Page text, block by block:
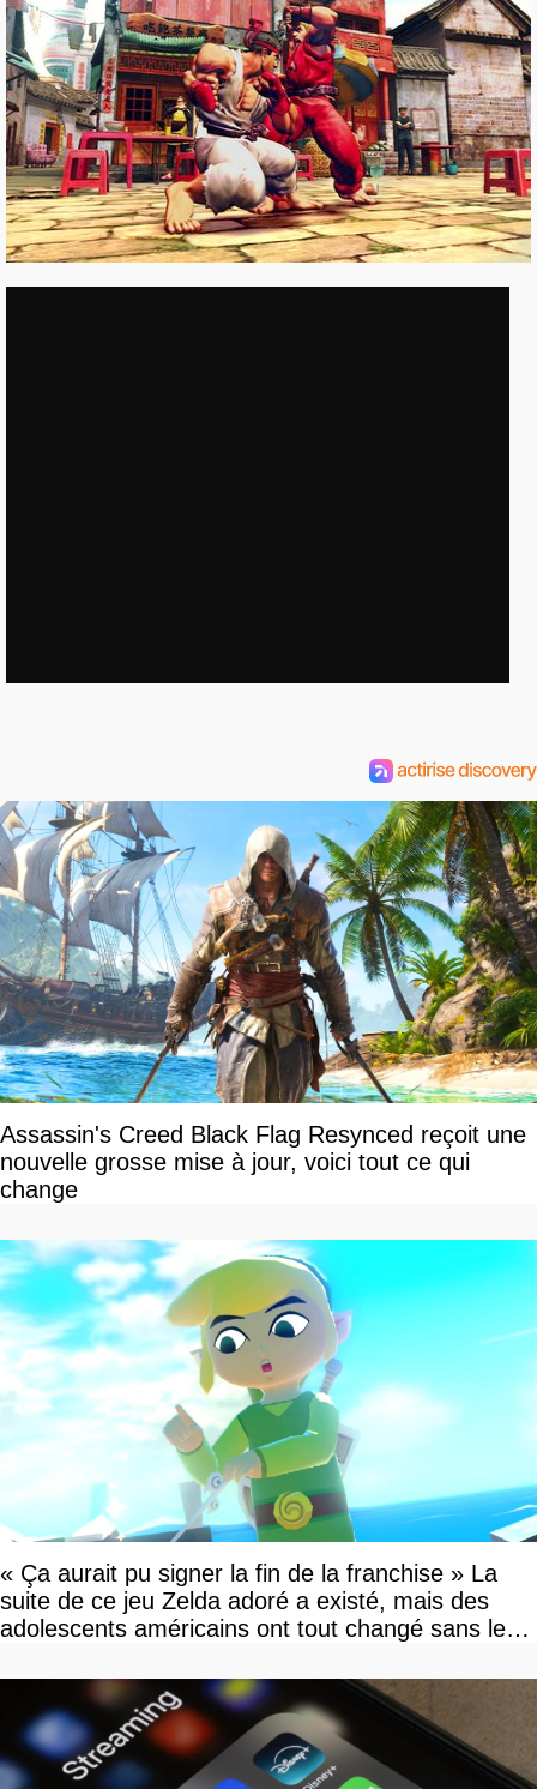
Assassin's Creed Black Flag Resynced reçoit une
nouvelle grosse mise à jour, voici tout ce qui
change
« Ça aurait pu signer la fin de la franchise » La
suite de ce jeu Zelda adoré a existé, mais des
adolescents américains ont tout changé sans le